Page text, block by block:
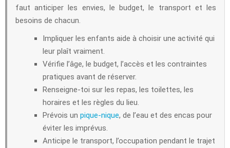
faut anticiper les envies, le budget, le transport et les
besoins de chacun.
Impliquer les enfants aide à choisir une activité qui
leur plaît vraiment.
Vérifie l’âge, le budget, l’accès et les contraintes
pratiques avant de réserver.
Renseigne-toi sur les repas, les toilettes, les
horaires et les règles du lieu.
Prévois un pique-nique, de l’eau et des encas pour
éviter les imprévus.
Anticipe le transport, l’occupation pendant le trajet